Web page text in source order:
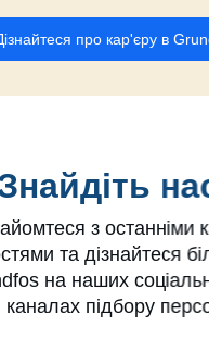
про кар'єру в
з останніми
та дізнайтеся
на наших
каналах підбору